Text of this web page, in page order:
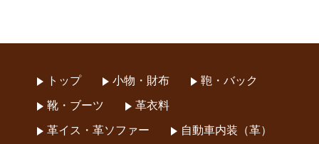
トップ 小物・財布 鞄・バック
靴・ブーツ 革衣料
革イス・革ソファー 自動車内装（革）